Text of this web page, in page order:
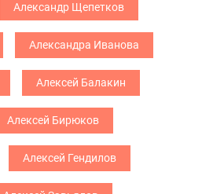
Александр Щепетков
Александра Иванова
Алексей Балакин
Алексей Бирюков
Алексей Гендилов